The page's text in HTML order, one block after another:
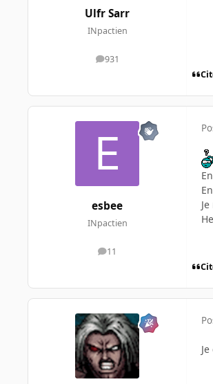
Ulfr Sarr
INpactien
931
messages
esbee
INpactien
11
messages